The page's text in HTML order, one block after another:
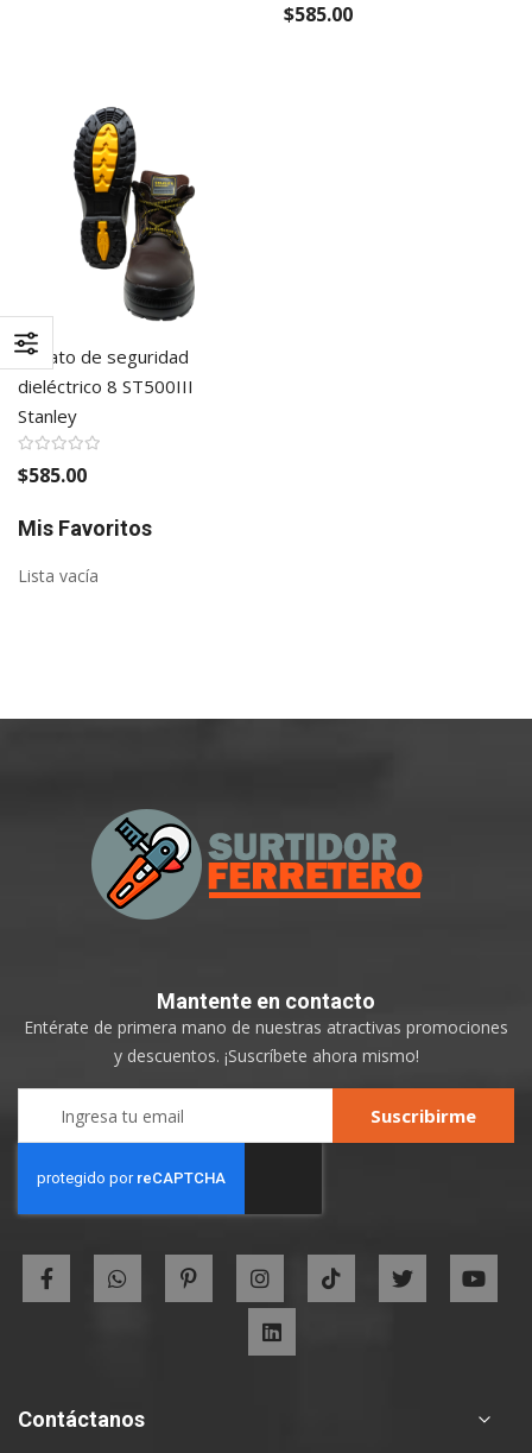
$585.00
Zapato de seguridad
dieléctrico 8 ST500III
Stanley
$585.00
Mis Favoritos
Lista vacía
Contáctanos
Mantente en contacto
Entérate de primera mano de nuestras atractivas promociones
y descuentos. ¡Suscríbete ahora mismo!
Newsletter:
Suscribirme